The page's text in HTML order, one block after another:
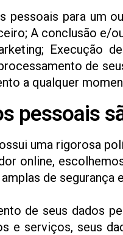
pessoais para um
A conclusão e/
Execução
de
a qualquer
pessoais
uma rigorosa
online,
de segurança
de seus dados
e serviços, seus